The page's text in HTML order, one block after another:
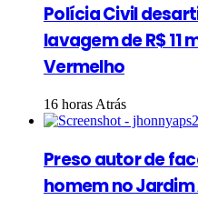
Polícia Civil
lavagem de R$ 11
Vermelho
16 horas Atrás
Preso autor de
homem no